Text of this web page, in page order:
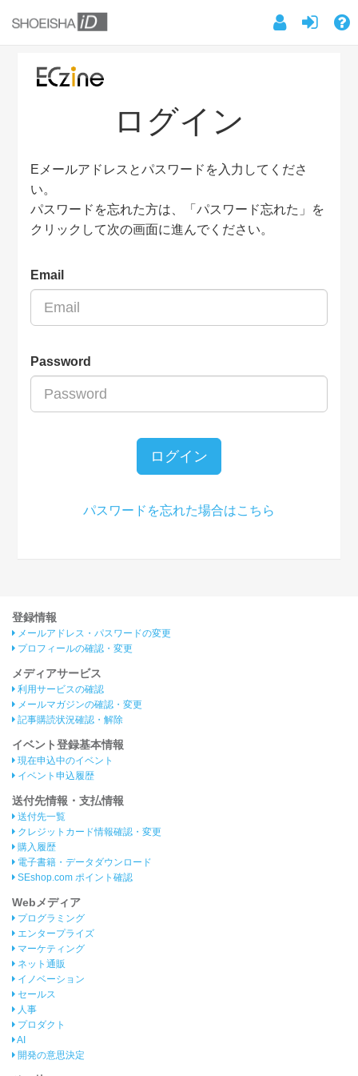
ログイン
Eメールアドレスとパスワードを入力してくださ
い。
パスワードを忘れた方は、「パスワード忘れた」を
クリックして次の画面に進んでください。
Email
Password
ログイン
パスワードを忘れた場合はこちら
登録情報
メールアドレス・パスワードの変更
プロフィールの確認・変更
メディアサービス
利用サービスの確認
メールマガジンの確認・変更
記事購読状況確認・解除
イベント登録基本情報
現在申込中のイベント
イベント申込履歴
送付先情報・支払情報
送付先一覧
クレジットカード情報確認・変更
購入履歴
電子書籍・データダウンロード
SEshop.com ポイント確認
Webメディア
プログラミング
エンタープライズ
マーケティング
ネット通販
イノベーション
セールス
人事
プロダクト
AI
開発の意思決定